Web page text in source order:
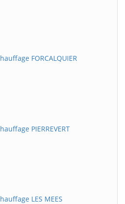
FORCALQUIER
PIERREVERT
LES MEES